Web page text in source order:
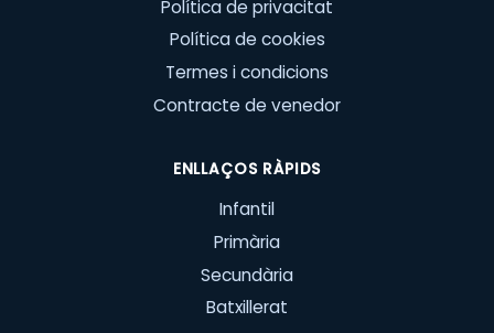
Política de privacitat
Política de cookies
Termes i condicions
Contracte de venedor
ENLLAÇOS RÀPIDS
Infantil
Primària
Secundària
Batxillerat